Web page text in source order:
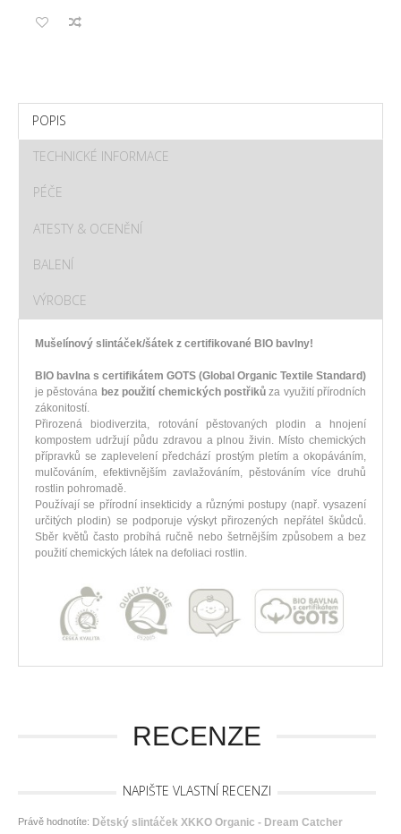
POPIS
TECHNICKÉ INFORMACE
PÉČE
ATESTY & OCENĚNÍ
BALENÍ
VÝROBCE
Mušelínový slintáček/šátek z certifikované BIO bavlny!
BIO bavlna s certifikátem GOTS (Global Organic Textile Standard)
je pěstována bez použití chemických postřikůza využití přírodních
zákonitostí.
Přirozená biodiverzita, rotování pěstovaných plodin a hnojení
kompostem udržují půdu zdravou a plnou živin. Místo chemických
přípravků se zaplevelení předchází prostým pletím a okopáváním,
mulčováním, efektivnějším zavlažováním, pěstováním více druhů
rostlin pohromadě.
Používají se přírodní insekticidy a různými postupy (např. vysazení
určitých plodin) se podporuje výskyt přirozených nepřátel škůdců.
Sběr květů často probíhá ručně nebo šetrnějším způsobem a bez
použití chemických látek na defoliaci rostlin.
RECENZE
NAPIŠTE VLASTNÍ RECENZI
Právě hodnotíte: Dětský slintáček XKKO Organic - Dream Catcher